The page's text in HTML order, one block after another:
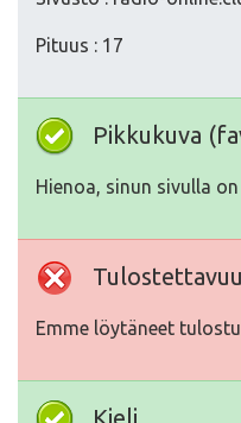
Pituus : 17
Pikkukuva
Hienoa, sinun sivulla
Emme löytäneet